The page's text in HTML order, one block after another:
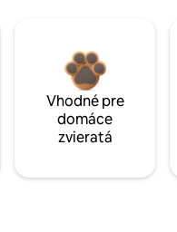
Vhodné pre
domáce
zvieratá